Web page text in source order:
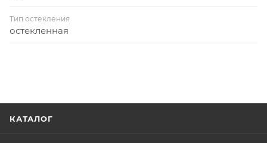
Тип остекления
остекленная
КАТАЛОГ